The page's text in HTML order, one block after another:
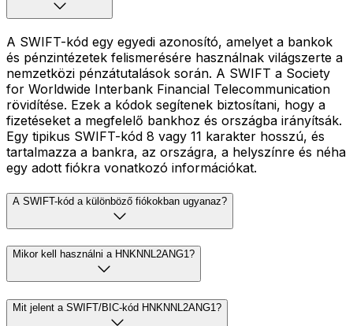
A SWIFT-kód egy egyedi azonosító, amelyet a bankok
és pénzintézetek felismerésére használnak világszerte a
nemzetközi pénzátutalások során. A SWIFT a Society
for Worldwide Interbank Financial Telecommunication
rövidítése. Ezek a kódok segítenek biztosítani, hogy a
fizetéseket a megfelelő bankhoz és országba irányítsák.
Egy tipikus SWIFT-kód 8 vagy 11 karakter hosszú, és
tartalmazza a bankra, az országra, a helyszínre és néha
egy adott fiókra vonatkozó információkat.
A SWIFT-kód a különböző fiókokban ugyanaz?
Mikor kell használni a HNKNNL2ANG1?
Mit jelent a SWIFT/BIC-kód HNKNNL2ANG1?